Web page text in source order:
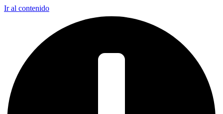
Ir al contenido